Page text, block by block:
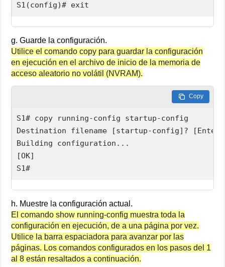
S1(config)# exit
g. Guarde la configuración.
Utilice el comando copy para guardar la configuración
en ejecución en el archivo de inicio de la memoria de
acceso aleatorio no volátil (NVRAM).
Copy
S1# copy running-config startup-config
Destination filename [startup-config]? [Enter]
Building configuration...
[OK]
S1#
h. Muestre la configuración actual.
El comando show running-config muestra toda la
configuración en ejecución, de a una página por vez.
Utilice la barra espaciadora para avanzar por las
páginas. Los comandos configurados en los pasos del 1
al 8 están resaltados a continuación.